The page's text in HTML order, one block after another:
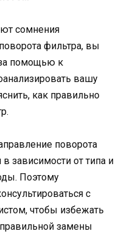
сомнения
фильтра, вы
помощью к
вашу
как правильно
поворота
зависимости от типа и
Поэтому
с
чтобы избежать
замены